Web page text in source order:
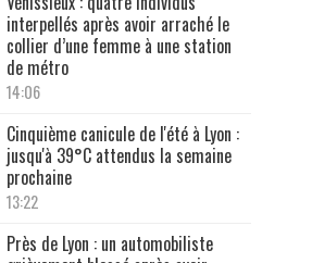
interpellés après avoir arraché le
collier d’une femme à une station
de métro
14:06
Cinquième canicule de l'été à Lyon :
jusqu'à 39°C attendus la semaine
prochaine
13:22
Près de Lyon : un automobiliste